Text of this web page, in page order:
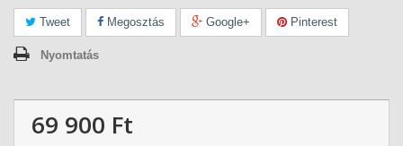
Tweet Megosztás Google+ Pinterest
Nyomtatás
69 900 Ft‎